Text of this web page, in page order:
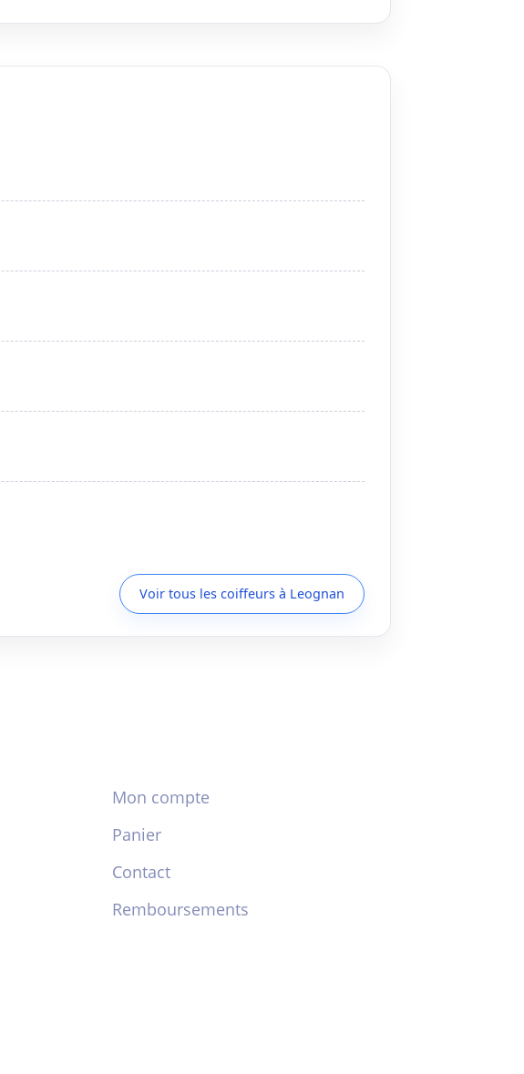
Voir tous les coiffeurs à Leognan
Mon compte
Panier
Contact
Remboursements